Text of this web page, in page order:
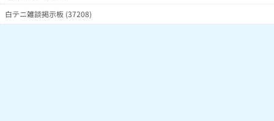
白テニ雑談掲示板 (37208)